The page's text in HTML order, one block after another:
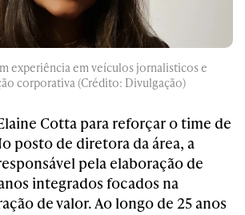
experiência em veículos jornalisticos e
corporativa (Crédito: Divulgação)
Cotta para reforçar o time de
posto de diretora da área, a
pela elaboração de
integrados focados na
de valor. Ao longo de 25 anos